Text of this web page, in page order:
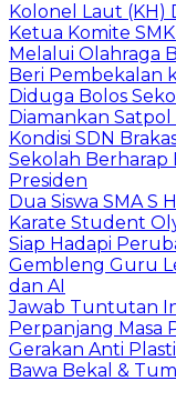
Kolonel Laut (KH)
Ketua Komite
Melalui Olahraga
Beri Pembekalan
Diduga Bolos
Diamankan Satpol
Kondisi SDN
Sekolah
Presiden
Dua Siswa SMA S
Karate Student
Siap Hadapi
Gembleng Guru
dan AI
Jawab Tuntutan
Perpanjang Masa
Gerakan Anti
Bawa Bekal &